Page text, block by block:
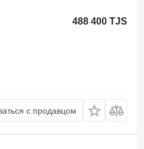
488 400 TJS
с продавцом